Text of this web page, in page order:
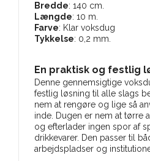
Bredde: 140 cm.
Længde: 10 m.
Farve: Klar voksdug
Tykkelse: 0,2 mm.
En praktisk og festlig
Denne gennemsigtige
festlig løsning til alle slags
nem at rengøre og lige så
inde. Dugen er nem at tørre
og efterlader ingen spor af
drikkevarer. Den passer til
arbejdspladser og